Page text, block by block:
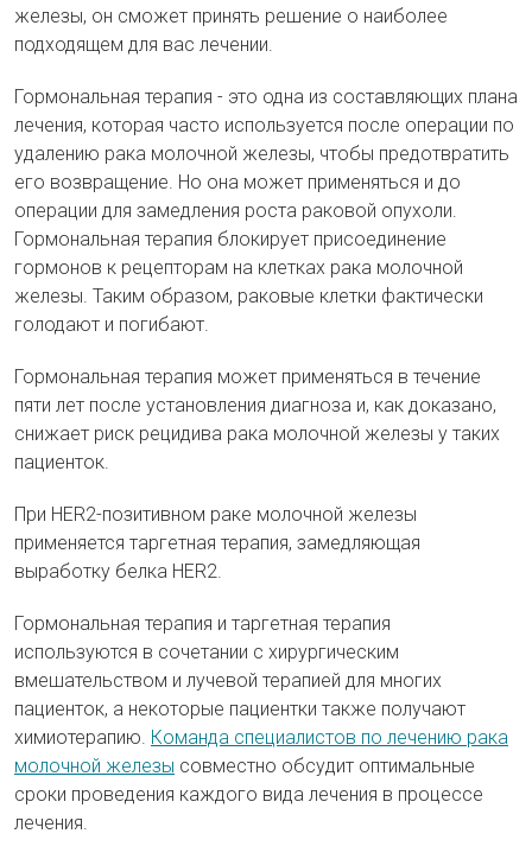
железы, он сможет принять решение о наиболее
подходящем для вас лечении.
Гормональная терапия - это одна из составляющих плана
лечения, которая часто используется после операции по
удалению рака молочной железы, чтобы предотвратить
его возвращение. Но она может применяться и до
операции для замедления роста раковой опухоли.
Гормональная терапия блокирует присоединение
гормонов к рецепторам на клетках рака молочной
железы. Таким образом, раковые клетки фактически
голодают и погибают.
Гормональная терапия может применяться в течение
пяти лет после установления диагноза и, как доказано,
снижает риск рецидива рака молочной железы у таких
пациенток.
При HER2-позитивном раке молочной железы
применяется таргетная терапия, замедляющая
выработку белка HER2.
Гормональная терапия и таргетная терапия
используются в сочетании с хирургическим
вмешательством и лучевой терапией для многих
пациенток, а некоторые пациентки также получают
химиотерапию. Команда специалистов по лечению рака
молочной железы совместно обсудит оптимальные
сроки проведения каждого вида лечения в процессе
лечения.